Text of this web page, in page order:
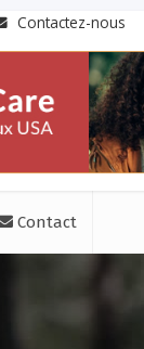
Contactez-nous
Contact